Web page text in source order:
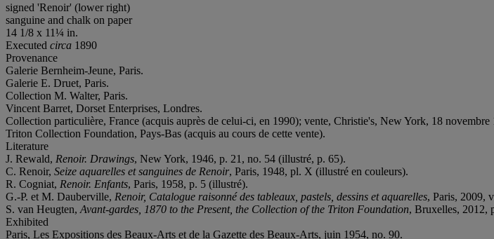
signed 'Renoir' (lower right)
sanguine and chalk on paper
14 1/8 x 11¼ in.
Executed circa 1890
Provenance
Galerie Bernheim-Jeune, Paris.
Galerie E. Druet, Paris.
Collection M. Walter, Paris.
Vincent Barret, Dorset Enterprises, Londres.
Collection particulière, France (acquis auprès de celui-ci, en 1990); vente, Christie's, New York, 18 novembre
Triton Collection Foundation, Pays-Bas (acquis au cours de cette vente).
Literature
J. Rewald, Renoir. Drawings, New York, 1946, p. 21, no. 54 (illustré, p. 65).
C. Renoir, Seize aquarelles et sanguines de Renoir, Paris, 1948, pl. X (illustré en couleurs).
R. Cogniat, Renoir. Enfants, Paris, 1958, p. 5 (illustré).
G.-P. et M. Dauberville, Renoir, Catalogue raisonné des tableaux, pastels, dessins et aquarelles, Paris, 2009,
S. van Heugten, Avant-gardes, 1870 to the Present, the Collection of the Triton Foundation, Bruxelles, 2012,
Exhibited
Paris, Les Expositions des Beaux-Arts et de la Gazette des Beaux-Arts, juin 1954, no. 90.